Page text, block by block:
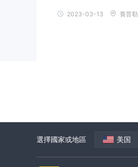
該平台提供差價合約，
選項：
該平台包括選擇權合約，
2023-03-13 賽普
選擇國家或地區 美国